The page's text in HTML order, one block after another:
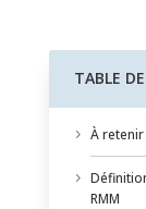
TABLE
À
RMM